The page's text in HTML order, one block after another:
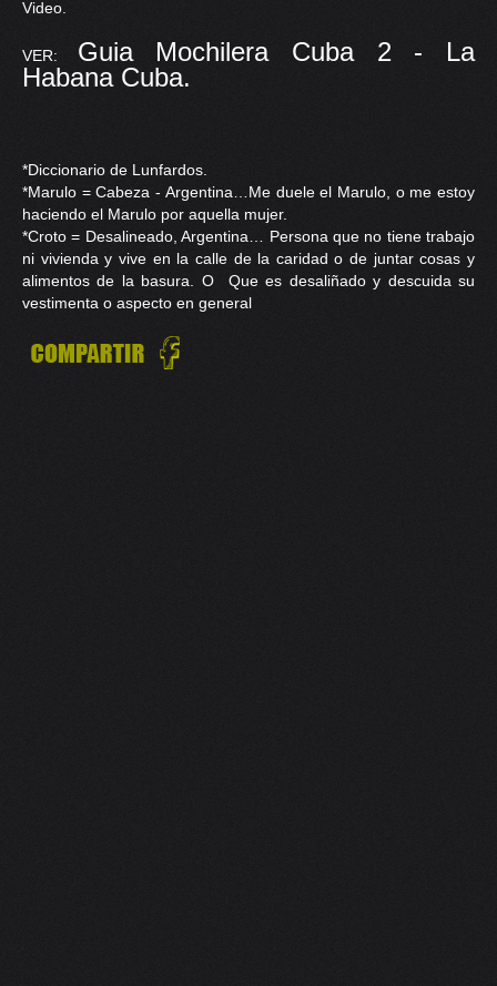
Video.
VER: Guia Mochilera Cuba 2 - La
Habana Cuba.
*Diccionario de Lunfardos.
*Marulo = Cabeza - Argentina…Me duele el Marulo, o me estoy
haciendo el Marulo por aquella mujer.
*Croto = Desalineado, Argentina… Persona que no tiene trabajo
ni vivienda y vive en la calle de la caridad o de juntar cosas y
alimentos de la basura. O Que es desaliñado y descuida su
vestimenta o aspecto en general